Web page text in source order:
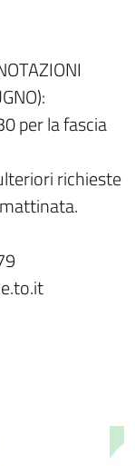
per la fascia
richieste